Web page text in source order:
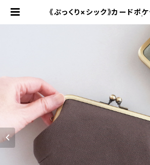
《ぷっくり×シック》カードポ